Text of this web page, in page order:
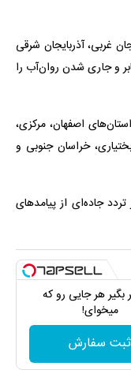
غربی، آذربایجان شرقی
و جاری شدن روان‌آب را
اصفهان، مرکزی،
خراسان جنوبی و
جاده‌ای از پیامدهای
بگیر هر جایی رو که
میخوای!
ثبت سفارش